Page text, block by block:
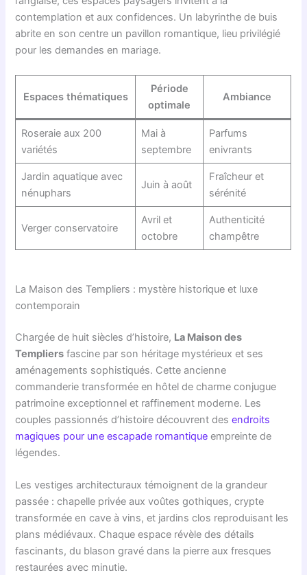
contemplation et aux confidences. Un labyrinthe de buis
abrite en son centre un pavillon romantique, lieu privilégié
pour les demandes en mariage.
Espaces thématiques
Période
optimale
Ambiance
Roseraie aux 200
variétés
Mai à
septembre
Parfums
enivrants
Jardin aquatique avec
nénuphars
Juin à août
Fraîcheur et
sérénité
Verger conservatoire
Avril et
octobre
Authenticité
champêtre
La Maison des Templiers : mystère historique et luxe
contemporain
Chargée de huit siècles d’histoire, La Maison des
Templiers fascine par son héritage mystérieux et ses
aménagements sophistiqués. Cette ancienne
commanderie transformée en hôtel de charme conjugue
patrimoine exceptionnel et raffinement moderne. Les
couples passionnés d’histoire découvrent desendroits
magiques pour une escapade romantique empreinte de
légendes.
Les vestiges architecturaux témoignent de la grandeur
passée : chapelle privée aux voûtes gothiques, crypte
transformée en cave à vins, et jardins clos reproduisant les
plans médiévaux. Chaque espace révèle des détails
fascinants, du blason gravé dans la pierre aux fresques
restaurées avec minutie.